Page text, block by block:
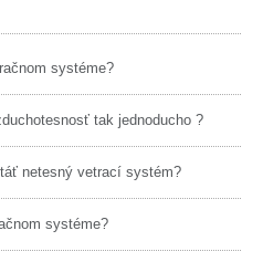
systéme?
tak jednoducho ?
netesný vetrací systém?
systéme?